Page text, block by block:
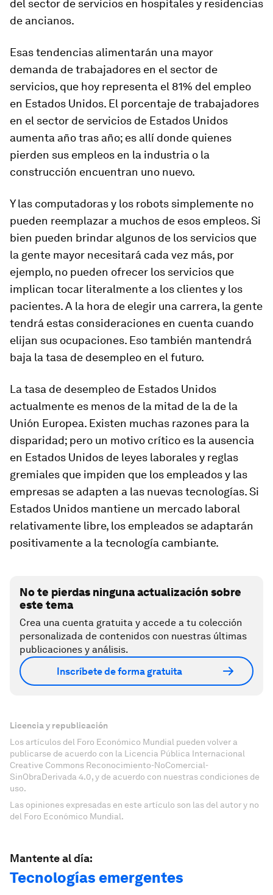
del sector de servicios en hospitales y residencias
de ancianos.
Esas tendencias alimentarán una mayor
demanda de trabajadores en el sector de
servicios, que hoy representa el 81% del empleo
en Estados Unidos. El porcentaje de trabajadores
en el sector de servicios de Estados Unidos
aumenta año tras año; es allí donde quienes
pierden sus empleos en la industria o la
construcción encuentran uno nuevo.
Y las computadoras y los robots simplemente no
pueden reemplazar a muchos de esos empleos. Si
bien pueden brindar algunos de los servicios que
la gente mayor necesitará cada vez más, por
ejemplo, no pueden ofrecer los servicios que
implican tocar literalmente a los clientes y los
pacientes. A la hora de elegir una carrera, la gente
tendrá estas consideraciones en cuenta cuando
elijan sus ocupaciones. Eso también mantendrá
baja la tasa de desempleo en el futuro.
La tasa de desempleo de Estados Unidos
actualmente es menos de la mitad de la de la
Unión Europea. Existen muchas razones para la
disparidad; pero un motivo crítico es la ausencia
en Estados Unidos de leyes laborales y reglas
gremiales que impiden que los empleados y las
empresas se adapten a las nuevas tecnologías. Si
Estados Unidos mantiene un mercado laboral
relativamente libre, los empleados se adaptarán
positivamente a la tecnología cambiante.
No te pierdas ninguna actualización sobre
este tema
Crea una cuenta gratuita y accede a tu colección
personalizada de contenidos con nuestras últimas
publicaciones y análisis.
Inscríbete de forma gratuita
Licencia y republicación
Los artículos del Foro Económico Mundial pueden volver a
publicarse de acuerdo con la Licencia Pública Internacional
Creative Commons Reconocimiento-NoComercial-
SinObraDerivada 4.0, y de acuerdo con nuestras condiciones de
uso.
Las opiniones expresadas en este artículo son las del autor y no
del Foro Económico Mundial.
Mantente al día:
Tecnologías emergentes